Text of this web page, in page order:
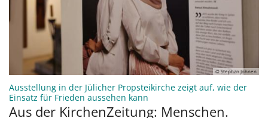
© Stephan Johnen
Ausstellung in der Jülicher Propsteikirche zeigt auf, wie der
Einsatz für Frieden aussehen kann
Aus der KirchenZeitung: Menschen.